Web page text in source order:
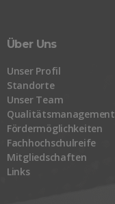
Über Uns
Unser Profil
Standorte
Unser Team
Qualitätsmanagement
Fördermöglichkeiten
Fachhochschulreife
Mitgliedschaften
Links